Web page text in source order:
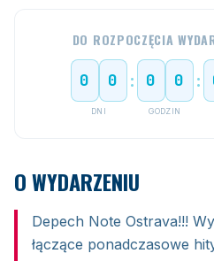
DO ROZPOCZĘCIA
0 0
DNI
: 0 0
GODZIN
:
O WYDARZENIU
Depech Note Ostrava!!!
łączące ponadczasowe